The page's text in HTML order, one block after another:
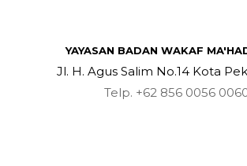
YAYASAN BADAN WAKAF
Jl. H. Agus Salim No.14 Kota
Telp. +62 856 0056